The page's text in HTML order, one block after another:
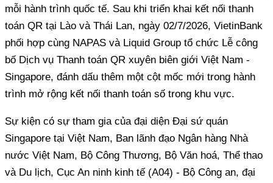
mỗi hành trình quốc tế. Sau khi triển khai kết nối thanh
toán QR tại Lào và Thái Lan, ngày 02/7/2026, VietinBank
phối hợp cùng NAPAS và Liquid Group tổ chức Lễ công
bố Dịch vụ Thanh toán QR xuyên biên giới Việt Nam -
Singapore, đánh dấu thêm một cột mốc mới trong hành
trình mở rộng kết nối thanh toán số trong khu vực.
Sự kiện có sự tham gia của đại diện Đại sứ quán
Singapore tại Việt Nam, Ban lãnh đạo Ngân hàng Nhà
nước Việt Nam, Bộ Công Thương, Bộ Văn hoá, Thể thao
và Du lịch, Cục An ninh kinh tế (A04) - Bộ Công an, đại